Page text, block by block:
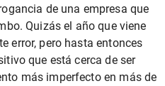
de una empresa que
Quizás el año que viene
error, pero hasta entonces
que está cerca de ser
más imperfecto en más de